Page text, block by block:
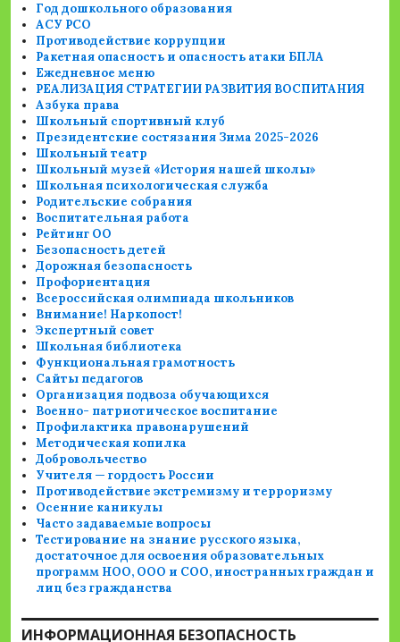
Год дошкольного образования
АСУ РСО
Противодействие коррупции
Ракетная опасность и опасность атаки БПЛА
Ежедневное меню
РЕАЛИЗАЦИЯ СТРАТЕГИИ РАЗВИТИЯ ВОСПИТАНИЯ
Азбука права
Школьный спортивный клуб
Президентские состязания Зима 2025-2026
Школьный театр
Школьный музей «История нашей школы»
Школьная психологическая служба
Родительские собрания
Воспитательная работа
Рейтинг ОО
Безопасность детей
Дорожная безопасность
Профориентация
Всероссийская олимпиада школьников
Внимание! Наркопост!
Экспертный совет
Школьная библиотека
Функциональная грамотность
Сайты педагогов
Организация подвоза обучающихся
Военно- патриотическое воспитание
Профилактика правонарушений
Методическая копилка
Добровольчество
Учителя — гордость России
Противодействие экстремизму и терроризму
Осенние каникулы
Часто задаваемые вопросы
Тестирование на знание русского языка,
достаточное для освоения образовательных
программ НОО, ООО и СОО, иностранных граждан и
лиц без гражданства
ИНФОРМАЦИОННАЯ БЕЗОПАСНОСТЬ